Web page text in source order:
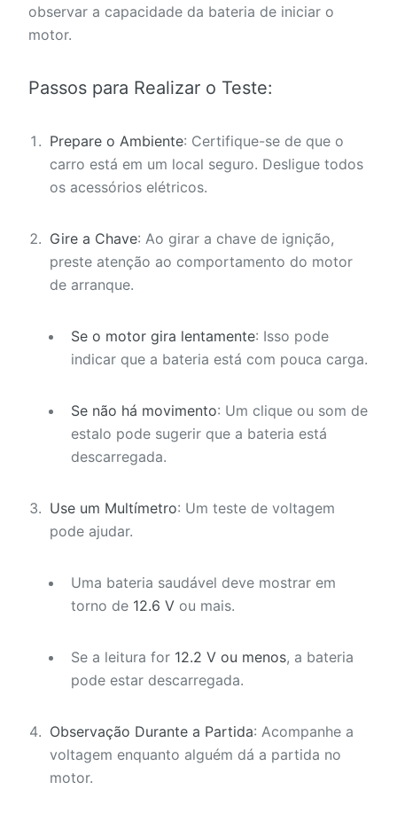
observar a capacidade da bateria de iniciar o
motor.
Passos para Realizar o Teste:
Prepare o Ambiente: Certifique-se de que o
carro está em um local seguro. Desligue todos
os acessórios elétricos.
Gire a Chave: Ao girar a chave de ignição,
preste atenção ao comportamento do motor
de arranque.
Se o motor gira lentamente: Isso pode
indicar que a bateria está com pouca carga.
Se não há movimento: Um clique ou som de
estalo pode sugerir que a bateria está
descarregada.
Use um Multímetro: Um teste de voltagem
pode ajudar.
Uma bateria saudável deve mostrar em
torno de 12.6 V ou mais.
Se a leitura for 12.2 V ou menos, a bateria
pode estar descarregada.
Observação Durante a Partida: Acompanhe a
voltagem enquanto alguém dá a partida no
motor.